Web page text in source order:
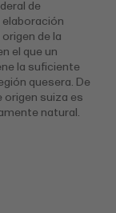
de
de la
el que un
la suficiente
quesera. De
origen suiza es
natural.